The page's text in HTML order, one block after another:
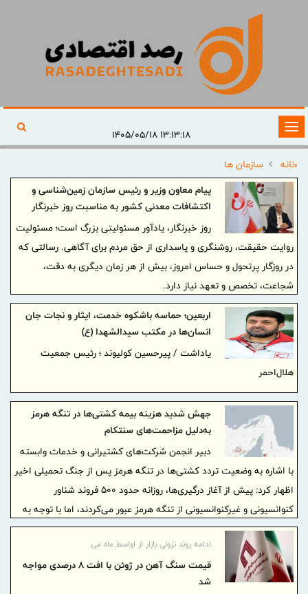
تغییر
وضعیت
ناوبری
۱۳:۱۳:۱۸ ۱۴۰۵/۰۵/۱۸
خانه
سازمان ها
پیام معاون وزیر و رئیس سازمان زمین‌شناسی و
اکتشافات معدنی کشور به مناسبت روز خبرنگار
روز خبرنگار، یادآور مسئولیتی بزرگ است؛ مسئولیت
روایت حقیقت، روشنگری و پاسداری از حق مردم برای آگاهی. رسالتی که
در روزگار پرتحول و حساس امروز، بیش از هر زمان دیگری به دقت،
شجاعت، تخصص و تعهد نیاز دارد.
اربعین؛ حماسه باشکوه خدمت، ایثار و نجات جان
انسان‌ها در مکتب سیدالشهدا (ع)
یاداشت / پیرحسین کولیوند ؛ رئیس جمعیت
هلال‌احمر
جهش شدید هزینه بیمه کشتی‌ها در تنگه هرمز
به‌دلیل مزاحمت‌های سنتکام
دبیر انجمن شرکت‌های کشتیرانی و خدمات وابسته
با اشاره به وضعیت تردد کشتی‌ها در تنگه هرمز پس از جنگ تحمیلی اخیر
اظهار کرد: پیش از آغاز درگیری‌ها، روزانه حدود 500 فروند شناور
کنوانسیونی و غیرکنوانسیونی از تنگه هرمز عبور می‌کردند، اما با توجه به
شرایط امنیتی و تمهیدات نیروهای مسلح جمهوری اسلامی ایران، این
میزان در مقطعی به حدود 10 درصد وضعیت عادی کاهش یافت.ادامه روند نزولی بازار از اواسط ماه می
قیمت سنگ آهن در ژوئن با افت ۸ درصدی مواجه
شد